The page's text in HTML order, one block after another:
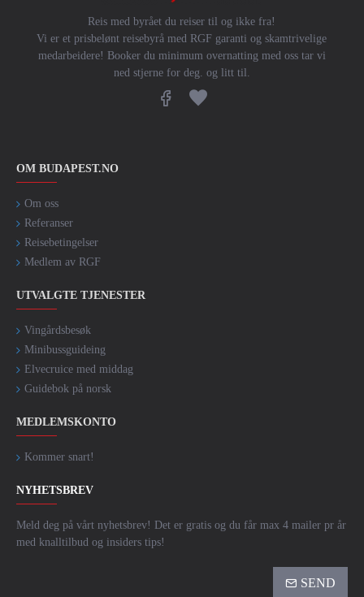
Reis med byrået du reiser til og ikke fra!
Vi er et prisbelønt reisebyrå med RGF garanti og skamtrivelige
medarbeidere! Booker du minimum overnatting med oss tar vi
ned stjerne for deg. og litt til.
OM BUDAPEST.NO
Om oss
Referanser
Reisebetingelser
Medlem av RGF
UTVALGTE TJENESTER
Vingårdsbesøk
Minibussguideing
Elvecruice med middag
Guidebok på norsk
MEDLEMSKONTO
Kommer snart!
NYHETSBREV
Meld deg på vårt nyhetsbrev! Det er gratis og du får max 4 mailer pr år
med knalltilbud og insiders tips!
SEND